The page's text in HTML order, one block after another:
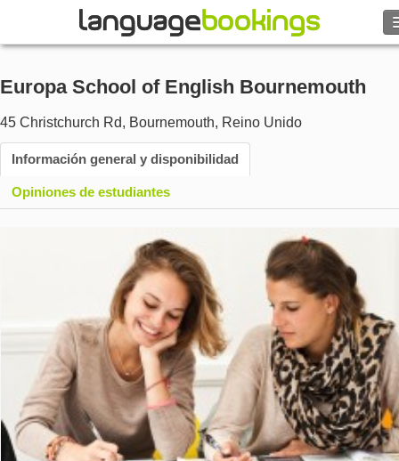
Contacto
EXPLORAR
Identifícate
Idioma
Europa School of English Bournemouth
45 Christchurch Rd, Bournemouth, Reino Unido
Información general y disponibilidad
Opiniones de estudiantes